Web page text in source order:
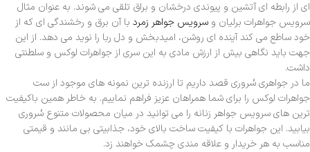
ای از رابطه ای آتشین و پیوندی درخشان و براق تلقی می شوند. به عنوان مثال
سرویس جواهرات برلیان و سرویس جواهر زمرد با آن برق و رخشندگی ای که از
خود ساطع می کند آینده ای روشن، امیدبخش و دل ربا را نوید می دهد. از این
جهت باید نگاهی بیش از ارزش مادی به این سری از جواهرات لوکس و سلطنتی
داشت.
ما در جواهری سُروری قصد داریم تا ارزنده ترین نمونه های موجود از ست
جواهرات لوکس را برای شما همراهان عزیز فراهم نماییم. به خاطر همین باکیفیت
ترین های سرویس جواهر زنانه را می توانید در میان محصولات متنوع سُروری
بیابید. این جواهرات با کیفیت ساخت بالای خود، جذابیتی بی مانند و قیمتی
مناسب به هر خریدار و علاقه مندی چشمک خواهند زد.